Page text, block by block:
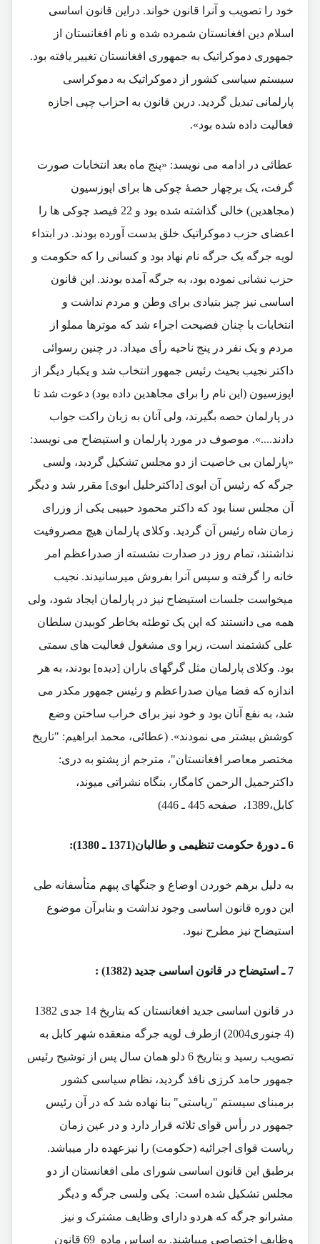
خود را تصویب و آنرا قانون خواند. دراین قانون اساسی
اسلام دین افغانستان شمرده شده و نام افغانستان از
جمهوری دموکراتیک به جمهوری افغانستان تغییر یافته بود.
سیستم سیاسی کشور از دموکراتیک به دموکراسی
پارلمانی تبدیل گردید. درین قانون به احزاب چپی اجازه
فعالیت داده شده بود».
عطائی در ادامه می نویسد: «پنج ماه بعد انتخابات صورت
گرفت، یک برچهار حصۀ چوکی ها برای اپوزسیون
(مجاهدین) خالی گذاشته شده بود و 22 فیصد چوکی ها را
اعضای حزب دموکراتیک خلق بدست آورده بودند. در ابتداء
لویه جرگه یک جرگه نام نهاد بود و کسانی را که حکومت و
حزب نشانی نموده بود، به جرگه آمده بودند. این قانون
اساسی نیز چیز بنیادی برای وطن و مردم نداشت و
انتخابات با چنان فضیحت اجراء شد که موترها مملو از
مردم و یک نفر در پنج ناحیه رأی میداد. در چنین رسوائی
داکتر نجیب بحیث رئیس جمهور انتخاب شد و یکبار دیگر از
اپوزسیون (این نام را برای مجاهدین داده بود) دعوت شد تا
در پارلمان حصه بگیرند، ولی آنان به زبان راکت جواب
دادند....». موصوف در مورد پارلمان و استیضاح می نویسد:
«پارلمان بی خاصیت از دو مجلس تشکیل گردید، ولسی
جرگه که رئیس آن ابوی [داکترخلیل ابوی] مقرر شد و دیگر
آن مجلس سنا بود که داکتر محمود حبیبی یکی از وزرای
زمان شاه رئیس آن گردید. وکلای پارلمان هیچ مصروفیت
نداشتند، تمام روز در صدارت نشسته از صدراعظم امر
خانه را گرفته و سپس آنرا بفروش میرسانیدند. نجیب
میخواست جلسات استیضاح نیز در پارلمان ایجاد شود، ولی
همه می دانستند که این یک توطئه بخاطر کوبیدن سلطان
علی کشتمند است، زیرا وی مشغول فعالیت های سمتی
بود. وکلای پارلمان مثل گرگهای باران [دیده] بودند، به هر
اندازه که فضا میان صدراعظم و رئیس جمهور مکدر می
شد، به نفع آنان بود و خود نیز برای خراب ساختن وضع
کوشش بیشتر می نمودند». (عطائی، محمد ابراهیم: "تاریخ
مختصر معاصر افغانستان"، مترجم از پشتو به دری:
داکترجمیل الرحمن کامگار، بنگاه نشراتی میوند،
کابل،1389، صفحه 445 ـ 446)
6 ـ دورۀ حکومت تنظیمی و طالبان(1371 ـ 1380):
به دلیل برهم خوردن اوضاع و جنگهای پیهم متأسفانه طی
این دوره قانون اساسی وجود نداشت و بنابرآن موضوع
استیضاح نیز مطرح نبود.
7 ـ استيضاح در قانون اساسی جديد (1382) :
در قانون اساسی جديد افغانستان که بتاریخ 14 جدی 1382
(4 جنوری2004) ازطرف لویه جرگه منعقده شهر کابل به
تصویب رسید و بتاریخ 6 دلو همان سال پس از توشیح رئیس
جمهور حامد کرزی نافذ گردید، نظام سياسی کشور
برمبنای سيستم "ریاستی" بنا نهاده شد که در آن رئيس
جمهور در رأس قوای ثلاثه قرار دارد و در عين زمان
رياست قوای اجرائيه (حکومت) را نيزعهده دار ميباشد.
برطبق این قانون اساسی شورای ملی افغانستان از دو
مجلس تشکيل شده است: يکی ولسی جرگه و ديگر
مشرانو جرگه که هردو دارای وظايف مشترک و نيز
وظايف اختصاصی ميباشند. به اساس ماده 69 قانون